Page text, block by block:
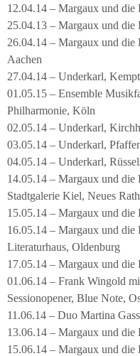
12.04.14 – Margaux und die
25.04.13 – Margaux und
26.04.14 – Margaux und die
Aachen
27.04.14 – Underkarl,
01.05.15 – Ensemble
Philharmonie, Köln
02.05.14 – Underkarl,
03.05.14 – Underkarl,
04.05.14 – Underkarl,
14.05.14 – Margaux und
Stadtgalerie Kiel, Neues
15.05.14 – Margaux und
16.05.14 – Margaux und
Literaturhaus, Oldenburg
17.05.14 – Margaux und
01.06.14 – Frank Wingold
Sessionopener, Blue Note,
11.06.14 – Duo Martina
13.06.14 – Margaux und die
15.06.14 – Margaux und die